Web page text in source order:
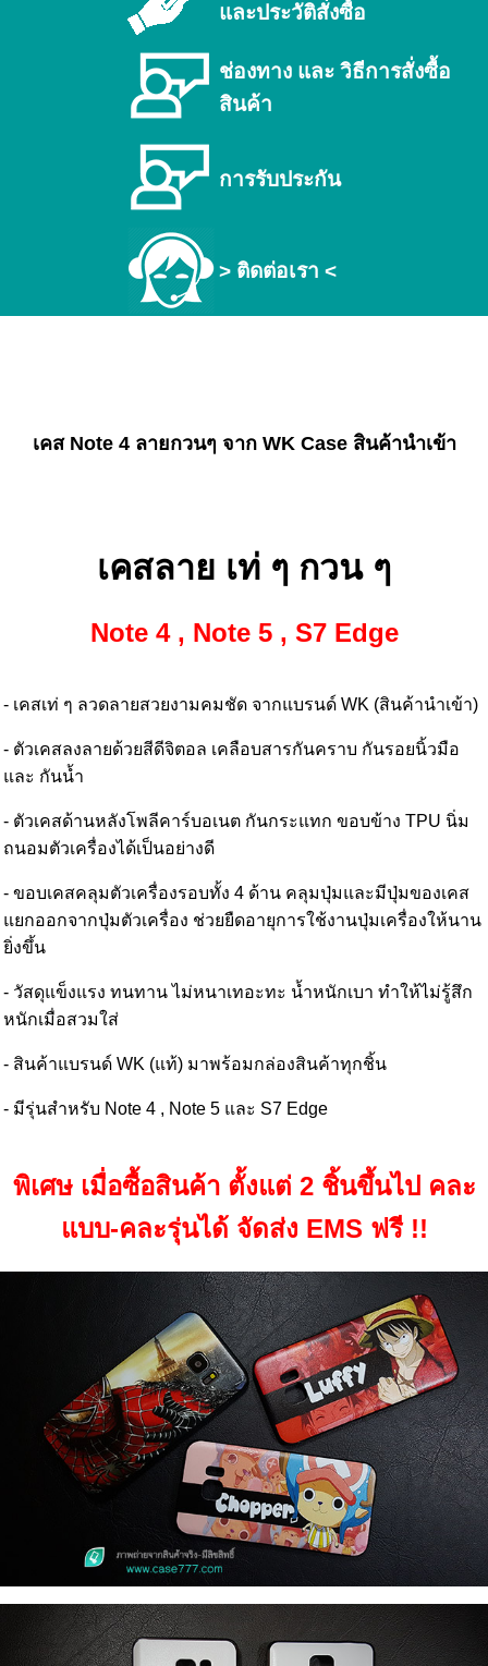
และประวัติสั่งซื้อ
ช่องทาง และ วิธีการสั่งซื้อ
สินค้า
การรับประกัน
> ติดต่อเรา <
เคส Note 4 ลายกวนๆ จาก WK Case สินค้านำเข้า
เคสลาย เท่ ๆ กวน ๆ
Note 4 , Note 5 , S7 Edge
- เคสเท่ ๆ ลวดลายสวยงามคมชัด จากแบรนด์ WK (สินค้านำเข้า)
- ตัวเคสลงลายด้วยสีดีจิตอล เคลือบสารกันคราบ กันรอยนิ้วมือ
และ กันน้ำ
- ตัวเคสด้านหลังโพลีคาร์บอเนต กันกระแทก ขอบข้าง TPU นิ่ม
ถนอมตัวเครื่องได้เป็นอย่างดี
- ขอบเคสคลุมตัวเครื่องรอบทั้ง 4 ด้าน คลุมปุ่มและมีปุ่มของเคส
แยกออกจากปุ่มตัวเครื่อง ช่วยยืดอายุการใช้งานปุ่มเครื่องให้นาน
ยิ่งขึ้น
- วัสดุแข็งแรง ทนทาน ไม่หนาเทอะทะ น้ำหนักเบา ทำให้ไม่รู้สึก
หนักเมื่อสวมใส่
- สินค้าแบรนด์ WK (แท้) มาพร้อมกล่องสินค้าทุกชิ้น
- มีรุ่นสำหรับ Note 4 , Note 5 และ S7 Edge
พิเศษ เมื่อซื้อสินค้า ตั้งแต่ 2 ชิ้นขึ้นไป คละ
แบบ-คละรุ่นได้ จัดส่ง EMS ฟรี !!